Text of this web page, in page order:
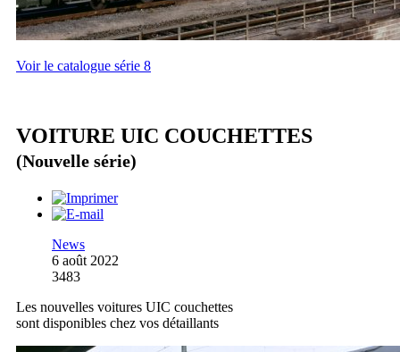
Voir le catalogue série 8
VOITURE UIC COUCHETTES
(Nouvelle série)
News
6 août 2022
3483
Les nouvelles voitures UIC couchettes
sont disponibles chez vos détaillants